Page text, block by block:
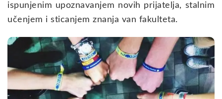
ispunjenim upoznavanjem novih prijatelja, stalnim
učenjem i sticanjem znanja van fakulteta.